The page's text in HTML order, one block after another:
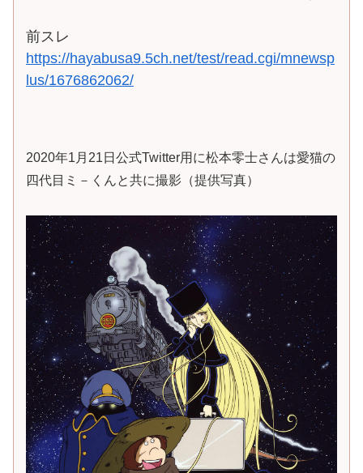
前スレ
https://hayabusa9.5ch.net/test/read.cgi/mnewsp
lus/1676862062/
2020年1月21日公式Twitter用に松本零士さんは愛猫の
四代目ミ－くんと共に撮影（提供写真）